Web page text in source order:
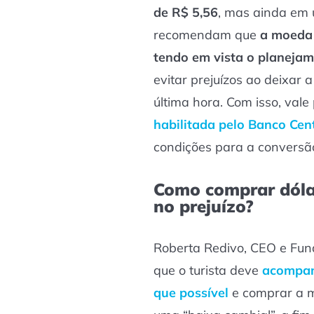
de R$ 5,56, mas ainda em
recomendam que a
tendo em vista o
evitar prejuízos ao deixar
última hora. Com isso,
habilitada pelo Banco
condições para a
Como comprar
no prejuízo?
Roberta Redivo, CEO e
que o turista deve
que possível e comprar a